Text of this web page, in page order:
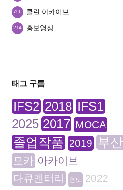
클린 아카이브
796
홍보영상
214
태그 구름
IFS2 2018 IFS1
2025 2017 MOCA
졸업작품 2019 부산
모카 아카이브
다큐멘터리
영도 2022